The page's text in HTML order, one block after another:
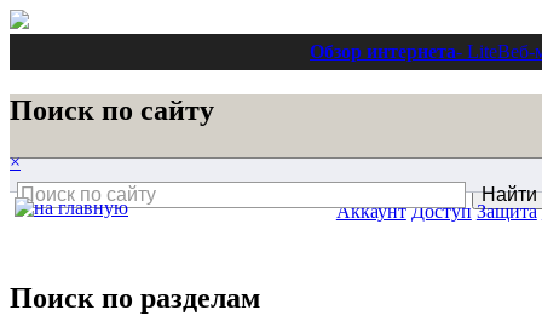
Обзор интернета- LiteВеб-
Поиск по сайту
×
Поиск по разделам
Аккаунт Доступ Защита